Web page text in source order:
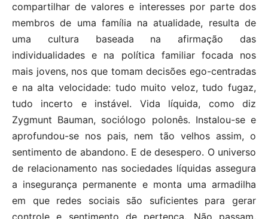
compartilhar de valores e interesses por parte dos
membros de uma família na atualidade, resulta de
uma cultura baseada na afirmação das
individualidades e na política familiar focada nos
mais jovens, nos que tomam decisões ego-centradas
e na alta velocidade: tudo muito veloz, tudo fugaz,
tudo incerto e instável. Vida líquida, como diz
Zygmunt Bauman, sociólogo polonês. Instalou-se e
aprofundou-se nos pais, nem tão velhos assim, o
sentimento de abandono. E de desespero. O universo
de relacionamento nas sociedades líquidas assegura
a insegurança permanente e monta uma armadilha
em que redes sociais são suficientes para gerar